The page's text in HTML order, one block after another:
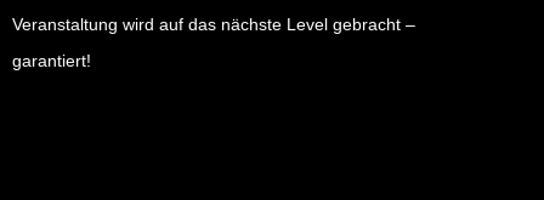
Veranstaltung wird auf das nächste Level gebracht –
garantiert!